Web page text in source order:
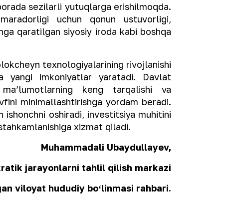
sezilarli yutuqlarga erishilmoqda.
uchun qonun ustuvorligi,
qaratilgan siyosiy iroda kabi boshqa
texnologiyalarining rivojlanishi
yangi imkoniyatlar yaratadi. Davlat
keng tarqalishi va
minimallashtirishga yordam beradi.
oshiradi, investitsiya muhitini
xizmat qiladi.
Muhammadali Ubaydullayev,
jarayonlarni tahlil qilish markazi
viloyat hududiy boʻlinmasi rahbari.